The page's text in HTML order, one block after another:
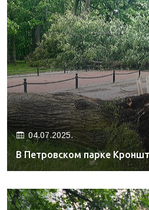
04.07.2025.
В Петровском парке